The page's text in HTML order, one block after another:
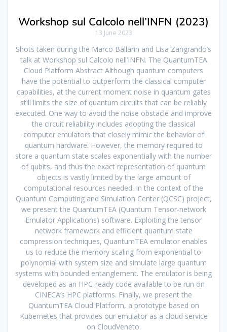
Workshop sul Calcolo nell’INFN (2023)
13 June 2023
Shots taken during the Marco Ballarin and Lisa Zangrando’s
talk at Workshop sul Calcolo nell’INFN. The QuantumTEA
Cloud Platform Abstract Although quantum computers
have the potential to outperform the classical computer
capabilities, at the current moment noise in quantum gates
still limits the size of quantum circuits that can be reliably
executed. One way to avoid the noise obstacle and improve
the circuit reliability includes adopting the classical
computer emulators that closely mimic the behavior of
quantum hardware. However, the memory required to
store a quantum state scales exponentially with the number
of qubits, and thus the exact representation of quantum
objects is vastly limited by the large amount of
computational resources needed. In the context of the
Quantum Computing and Simulation Center (QCSC) project,
we present the QuantumTEA (Quantum Tensor-network
Emulator Applications) software. Exploiting the tensor
network framework and efficient quantum state
compression techniques, QuantumTEA emulator enables
us to reduce the memory scaling from exponential to
polynomial with system size and simulate large quantum
systems with bounded entanglement. The emulator is being
developed as an HPC-ready code available to be run on
CINECA’s HPC platforms. Finally, we present the
QuantumTEA Cloud Platform, a prototype based on
Kubernetes that provides our emulator as a cloud service
on CloudVeneto.